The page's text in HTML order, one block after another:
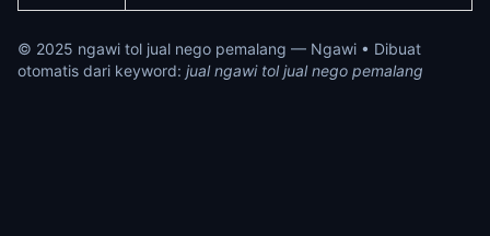
© 2025 ngawi tol jual nego pemalang — Ngawi • Dibuat
otomatis dari keyword: jual ngawi tol jual nego pemalang